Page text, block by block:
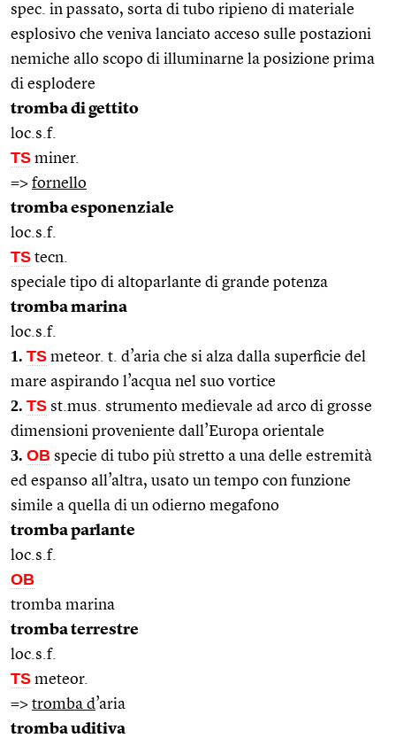
spec. in passato, sorta di tubo ripieno di materiale
esplosivo che veniva lanciato acceso sulle postazioni
nemiche allo scopo di illuminarne la posizione prima
di esplodere
tromba di gettito
loc.s.f.
TS miner.
=> fornello
tromba esponenziale
loc.s.f.
TS tecn.
speciale tipo di altoparlante di grande potenza
tromba marina
loc.s.f.
1. TS meteor. t. d’aria che si alza dalla superficie del
mare aspirando l’acqua nel suo vortice
2. TS st.mus. strumento medievale ad arco di grosse
dimensioni proveniente dall’Europa orientale
3. OB specie di tubo più stretto a una delle estremità
ed espanso all’altra, usato un tempo con funzione
simile a quella di un odierno megafono
tromba parlante
loc.s.f.
OB
tromba marina
tromba terrestre
loc.s.f.
TS meteor.
=> tromba d ’aria
tromba uditiva